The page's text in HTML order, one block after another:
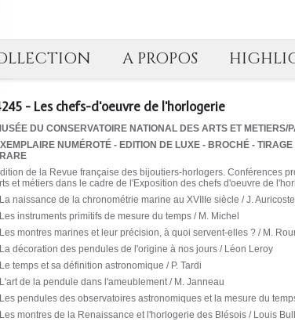
A PROPOS
- Les chefs-d'oeuvre de l'horlogerie
DU CONSERVATOIRE NATIONAL DES ARTS ET METIERS/
NUMÉROTÉ - EDITION DE LUXE - BROCHÉ -
de la Revue française des bijoutiers-horlogers. Conférences
et métiers dans le cadre de l'Exposition des chefs d'oeuvre de
naissance de la chronométrie marine au XVIIIe siècle / J. Auricoste
instruments primitifs de mesure du temps / M. Michel
montres marines et leur précision, à quoi servent-elles ? / M.
décoration des pendules de l'origine à nos jours / Léon Leroy
temps et sa définition astronomique / P. Tardi
de la pendule dans l'ameublement / M. Janneau
pendules des observatoires astronomiques et la mesure du
montres de la Renaissance et l'horlogerie des Blésois / Louis